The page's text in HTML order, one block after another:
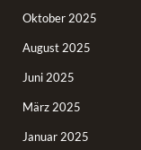
Oktober 2025
August 2025
Juni 2025
März 2025
Januar 2025